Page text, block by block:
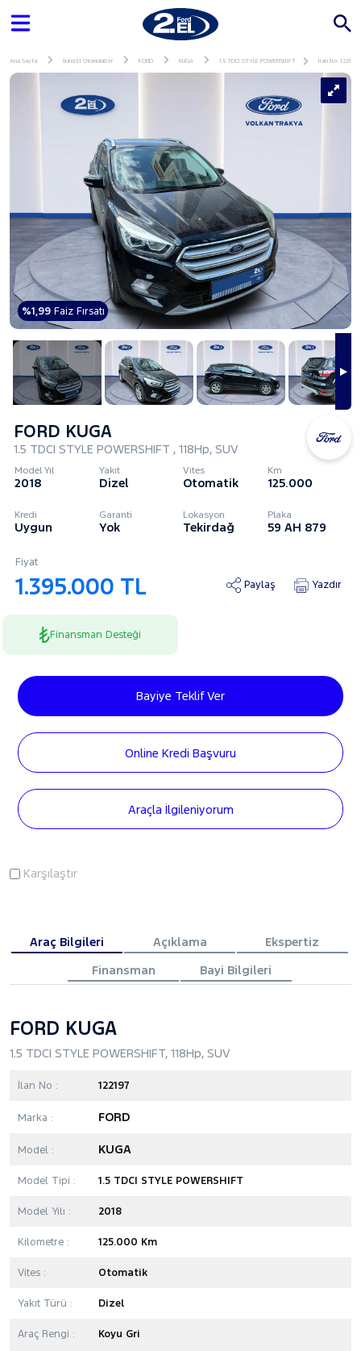
Ana Sayfa İkinci El Otomobiller FORD KUGA 1.5 TDCI STYLE POWERSHIFT İlan No: 122197
%1,99Faiz Fırsatı
FORD KUGA
1.5 TDCI STYLE POWERSHIFT , 118Hp, SUV
Model Yıl
2018
Yakıt
Dizel
Vites
Otomatik
Km
125.000
Kredi
Uygun
Garanti
Yok
Lokasyon
Tekirdağ
Plaka
59 AH 879
Fiyat
1.395.000 TL Paylaş Yazdır
Finansman Desteği
Bayiye Teklif Ver
Online Kredi Başvuru
Araçla İlgileniyorum
Karşılaştır
Araç Bilgileri Açıklama
Ekspertiz
Finansman
Bayi Bilgileri
FORD KUGA
1.5 TDCI STYLE POWERSHIFT, 118Hp, SUV
İlan No : 122197
Marka : FORD
Model : KUGA
Model Tipi : 1.5 TDCI STYLE POWERSHIFT
Model Yılı : 2018
Kilometre : 125.000 Km
Vites : Otomatik
Yakıt Türü : Dizel
Araç Rengi : Koyu Gri